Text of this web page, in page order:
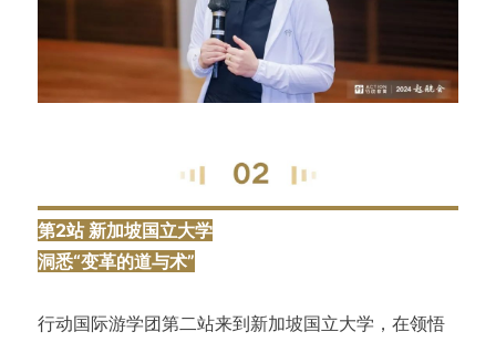
第2站 新加坡国立大学
洞悉“变革的道与术”
行动国际游学团第二站来到新加坡国立大学，在领悟